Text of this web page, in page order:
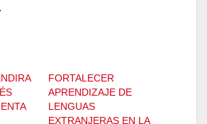
FORTALECER
APRENDIZAJE DE
LENGUAS
EXTRANJERAS EN LA